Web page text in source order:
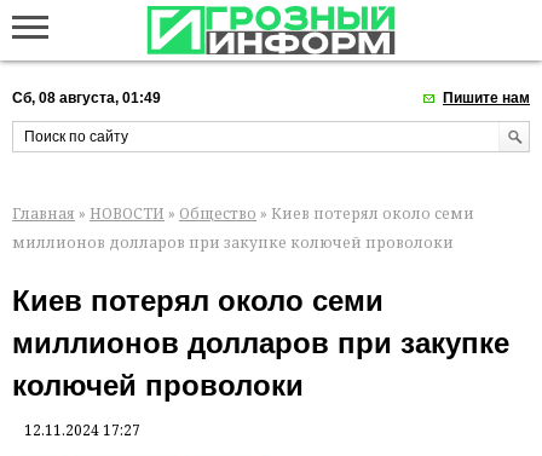
Сб, 08 августа, 01:49 Пишите нам
Главная » НОВОСТИ » Общество » Киев потерял около семи
миллионов долларов при закупке колючей проволоки
Киев потерял около семи
миллионов долларов при закупке
колючей проволоки
12.11.2024 17:27